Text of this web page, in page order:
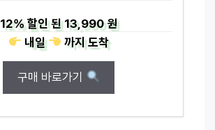
12%할인 된13,990 원
내일
까지도착
구매 바로가기